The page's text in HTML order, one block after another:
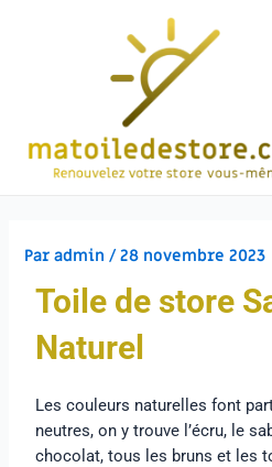
Paradmin/28 novembre 2023
Toile de store
Naturel
Les couleurs naturelles font
neutres, on y trouve l’écru, le
chocolat, tous les bruns et les